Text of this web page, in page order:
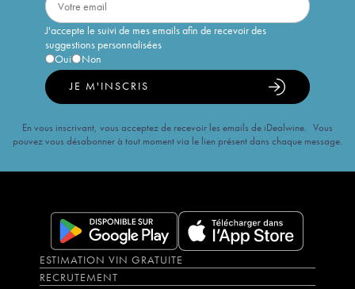
J'accepte le suivi de mes emails afin de recevoir des
suggestions personnalisées
Oui
Non
JE M'INSCRIS
En vous inscrivant, vous acceptez de recevoir les emails de iDealwine. Vous
pouvez vous désabonner à tout moment via le lien présent dans chaque message.
ESTIMATION VIN GRATUITE
RECRUTEMENT